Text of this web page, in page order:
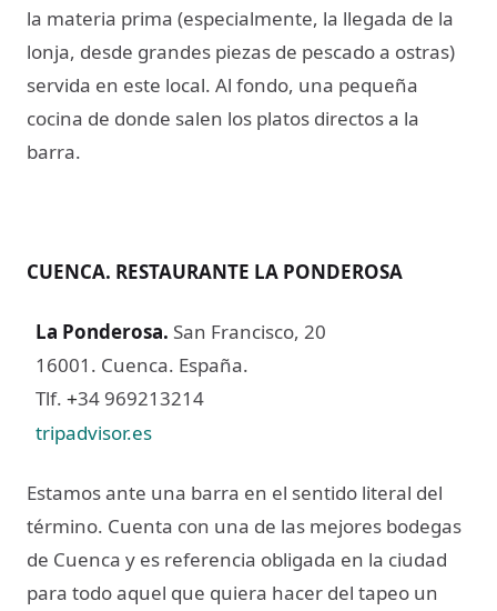
la materia prima (especialmente, la llegada de la
lonja, desde grandes piezas de pescado a ostras)
servida en este local. Al fondo, una pequeña
cocina de donde salen los platos directos a la
barra.
CUENCA. RESTAURANTE LA PONDEROSA
La Ponderosa. San Francisco, 20
16001. Cuenca. España.
Tlf. +34 969213214
tripadvisor.es
Estamos ante una barra en el sentido literal del
término. Cuenta con una de las mejores bodegas
de Cuenca y es referencia obligada en la ciudad
para todo aquel que quiera hacer del tapeo un